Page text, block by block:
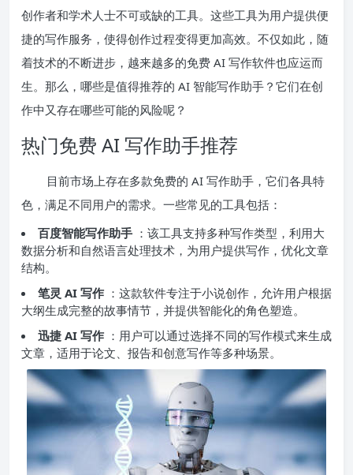
创作者和学术人士不可或缺的工具。这些工具为用户提供便
捷的写作服务，使得创作过程变得更加高效。不仅如此，随
着技术的不断进步，越来越多的免费 AI 写作软件也应运而
生。那么，哪些是值得推荐的 AI 智能写作助手？它们在创
作中又存在哪些可能的风险呢？
热门免费 AI 写作助手推荐
目前市场上存在多款免费的 AI 写作助手，它们各具特
色，满足不同用户的需求。一些常见的工具包括：
百度智能写作助手 ：该工具支持多种写作类型，利用大
数据分析和自然语言处理技术，为用户提供写作，优化文章
结构。
笔灵 AI 写作 ：这款软件专注于小说创作，允许用户根据
大纲生成完整的故事情节，并提供智能化的角色塑造。
迅捷 AI 写作 ：用户可以通过选择不同的写作模式来生成
文章，适用于论文、报告和创意写作等多种场景。